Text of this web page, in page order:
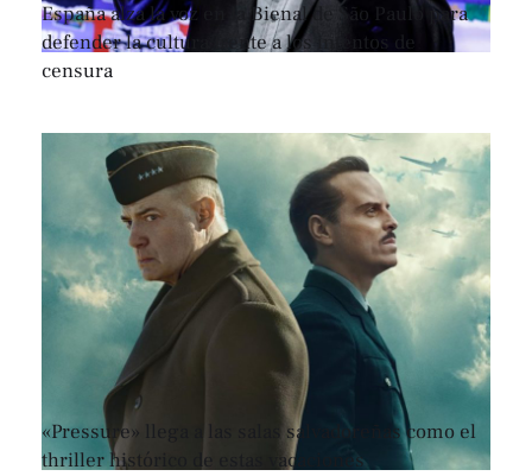
España alza la voz en la Bienal de São Paulo para
defender la cultura frente a los intentos de
censura
«Pressure» llega a las salas salvadoreñas como el
thriller histórico de estas vacaciones